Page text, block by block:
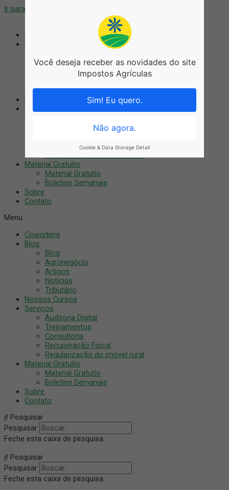
Ir para o conteúdo
Agronegócio
Tributário
Serviços
Recuperação Fiscal
Material Gratuito
Material Gratuito
Boletins Semanais
Sobre
Contato
Menu
Coworking
Blog
Blog
Agronegócio
Artigos
Notícias
Tributário
Nossos Cursos
Serviços
Auditoria Digital
Treinamentos
Consultoria
Recuperação Fiscal
Regularização do imóvel rural
Material Gratuito
Material Gratuito
Boletins Semanais
Sobre
Contato
Pesquisar
Pesquisar
Feche esta caixa de pesquisa.
Pesquisar
Pesquisar
Feche esta caixa de pesquisa.
Você deseja receber as novidades do site
Impostos Agrículas
Sim! Eu quero.
Não agora.
Cookie & Data Storage Detail